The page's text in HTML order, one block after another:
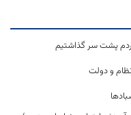
پشت سر گذاشتیم
و دولت